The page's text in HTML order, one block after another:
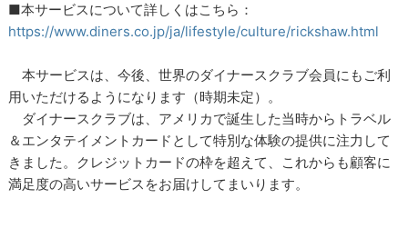
■本サービスについて詳しくはこちら：
https://www.diners.co.jp/ja/lifestyle/culture/rickshaw.html
本サービスは、今後、世界のダイナースクラブ会員にもご利
用いただけるようになります（時期未定）。
ダイナースクラブは、アメリカで誕生した当時からトラベル
＆エンタテイメントカードとして特別な体験の提供に注力して
きました。クレジットカードの枠を超えて、これからも顧客に
満足度の高いサービスをお届けしてまいります。